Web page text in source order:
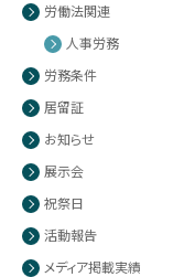
労働法関連
人事労務
労務条件
居留証
お知らせ
展示会
祝祭日
活動報告
メディア掲載実績